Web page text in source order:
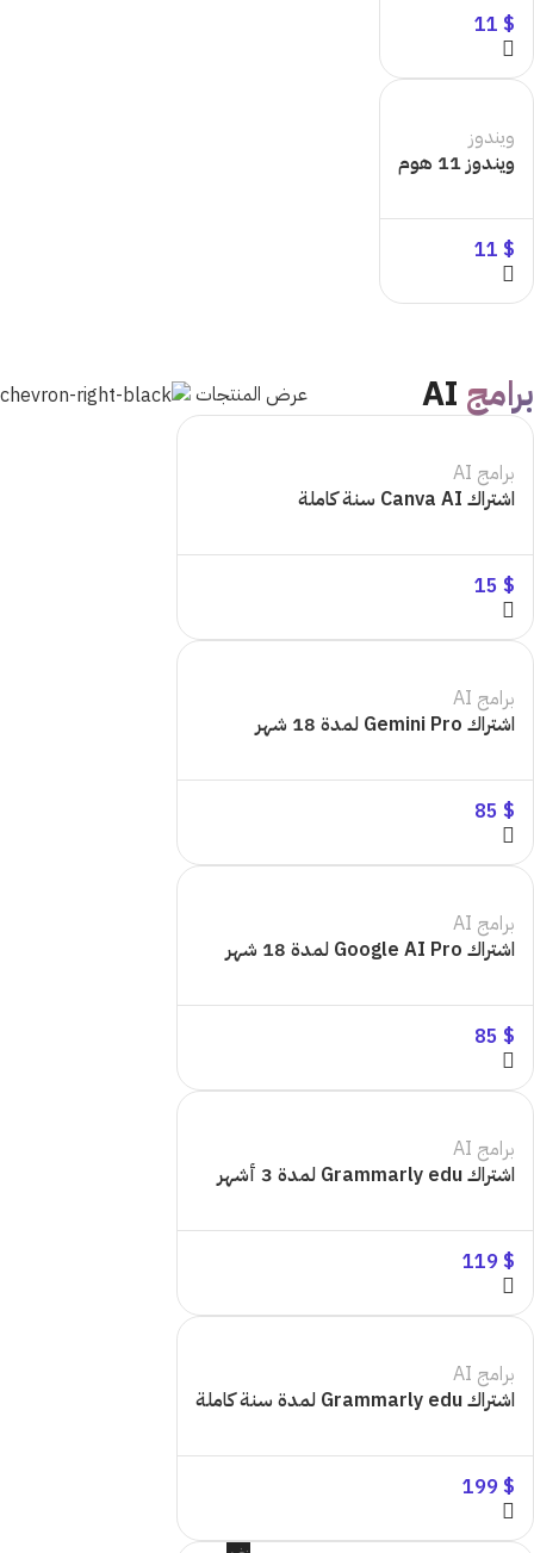
11 $
ويندوز
ويندوز 11 هوم
11 $
برامج AI عرض المنتجات
برامج AI
اشتراك Canva AI سنة كاملة
15 $
برامج AI
اشتراك Gemini Pro لمدة 18 شهر
85 $
برامج AI
اشتراك Google AI Pro لمدة 18 شهر
85 $
برامج AI
اشتراك Grammarly edu لمدة 3 أشهر
119 $
برامج AI
اشتراك Grammarly edu لمدة سنة كاملة
199 $